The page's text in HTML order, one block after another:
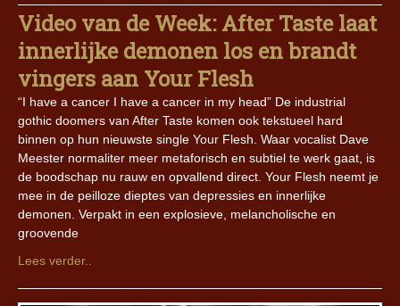
Video van de Week: After Taste laat
innerlijke demonen los en brandt
vingers aan Your Flesh
“I have a cancer I have a cancer in my head” De industrial
gothic doomers van After Taste komen ook tekstueel hard
binnen op hun nieuwste single Your Flesh. Waar vocalist Dave
Meester normaliter meer metaforisch en subtiel te werk gaat, is
de boodschap nu rauw en opvallend direct. Your Flesh neemt je
mee in de peilloze dieptes van depressies en innerlijke
demonen. Verpakt in een explosieve, melancholische en
groovende
Lees verder..